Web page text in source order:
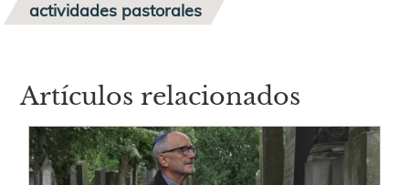
actividades pastorales
Artículos relacionados